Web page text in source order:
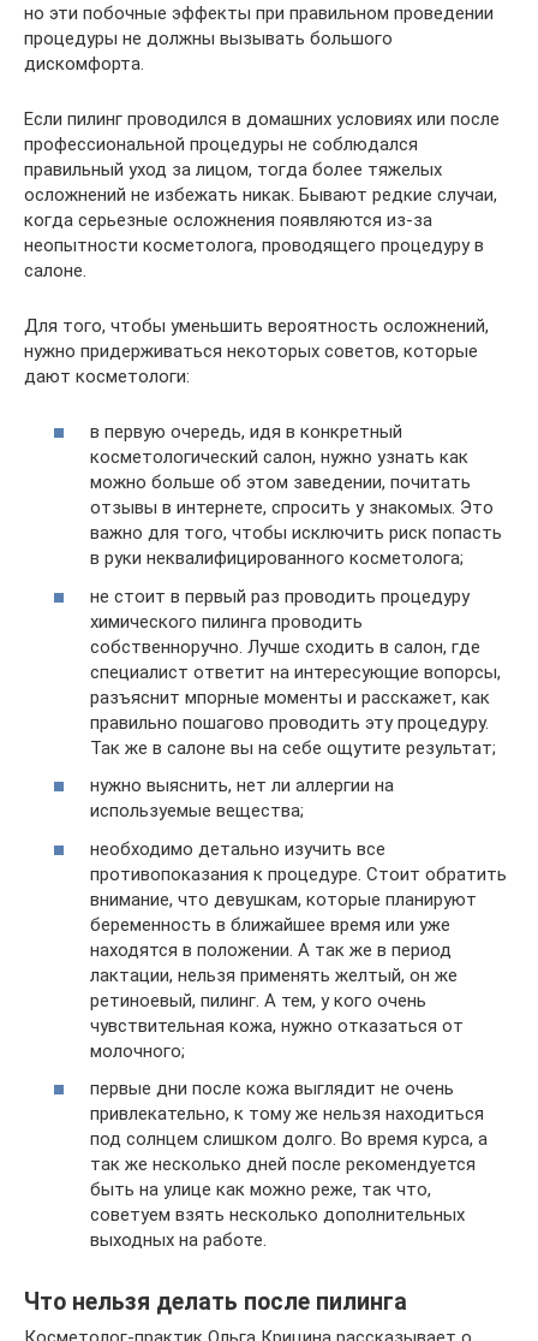
но эти побочные эффекты при правильном проведении
процедуры не должны вызывать большого
дискомфорта.
Если пилинг проводился в домашних условиях или после
профессиональной процедуры не соблюдался
правильный уход за лицом, тогда более тяжелых
осложнений не избежать никак. Бывают редкие случаи,
когда серьезные осложнения появляются из-за
неопытности косметолога, проводящего процедуру в
салоне.
Для того, чтобы уменьшить вероятность осложнений,
нужно придерживаться некоторых советов, которые
дают косметологи:
в первую очередь, идя в конкретный
косметологический салон, нужно узнать как
можно больше об этом заведении, почитать
отзывы в интернете, спросить у знакомых. Это
важно для того, чтобы исключить риск попасть
в руки неквалифицированного косметолога;
не стоит в первый раз проводить процедуру
химического пилинга проводить
собственноручно. Лучше сходить в салон, где
специалист ответит на интересующие вопорсы,
разъяснит мпорные моменты и расскажет, как
правильно пошагово проводить эту процедуру.
Так же в салоне вы на себе ощутите результат;
нужно выяснить, нет ли аллергии на
используемые вещества;
необходимо детально изучить все
противопоказания к процедуре. Стоит обратить
внимание, что девушкам, которые планируют
беременность в ближайшее время или уже
находятся в положении. А так же в период
лактации, нельзя применять желтый, он же
ретиноевый, пилинг. А тем, у кого очень
чувствительная кожа, нужно отказаться от
молочного;
первые дни после кожа выглядит не очень
привлекательно, к тому же нельзя находиться
под солнцем слишком долго. Во время курса, а
так же несколько дней после рекомендуется
быть на улице как можно реже, так что,
советуем взять несколько дополнительных
выходных на работе.
Что нельзя делать после пилинга